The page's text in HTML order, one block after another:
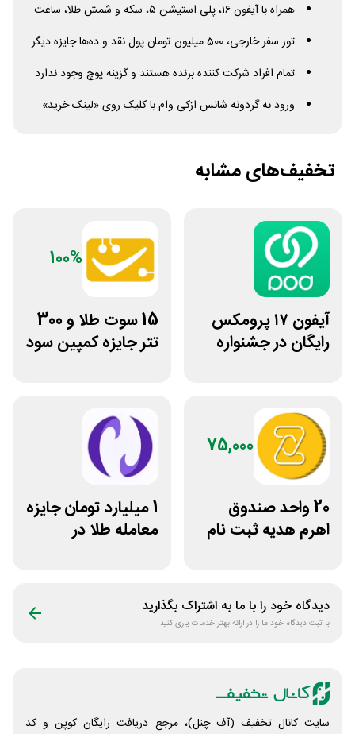
همراه با آیفون ۱۶، پلی استیشن ۵، سکه و شمش طلا، ساعت
تور سفر خارجی، 500 میلیون تومان پول نقد و ده‌ها جایزه دیگر
تمام افراد شرکت کننده برنده هستند و گزینه پوچ وجود ندارد
ورود به گردونه شانس ازکی وام با کلیک روی «لینک خرید»
تخفیف‌های مشابه
آیفون ۱۷ پرومکس
رایگان در جشنواره
100%
15 سوت طلا و 300
تتر جایزه کمپین سود
75,000
20 واحد صندوق
اهرم هدیه ثبت نام
1 میلیارد تومان جایزه
معامله طلا در
دیدگاه خود را با ما به اشتراک بگذارید
با ثبت دیدگاه خود ما را در ارائه بهتر خدمات یاری کنید
سایت کانال تخفیف (آف چنل)، مرجع دریافت رایگان کوپن و کد